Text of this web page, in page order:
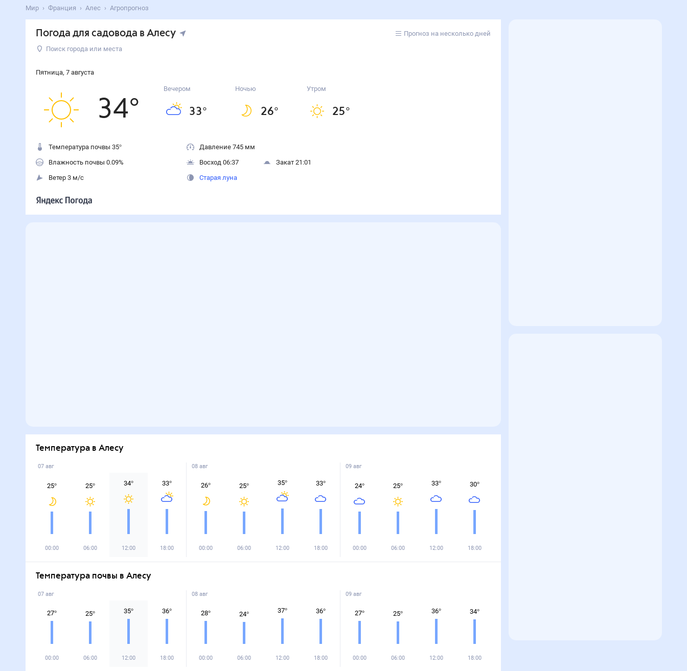
Мир Франция Алес Агропрогноз
Погода для садовода в Алесу
Прогноз на несколько дней
Поиск города или места
Пятница, 7 августа
34°
Вечером
33°
Ночью
26°
Утром
25°
Температура почвы 35°
Влажность почвы 0.09%
Ветер 3 м/с
Давление 745 мм
Восход 06:37
Закат 21:01
Старая луна
Температура в Алесу
07 авг
25°
00:00
25°
06:00
34°
12:00
33°
18:00
08 авг
26°
00:00
25°
06:00
35°
12:00
33°
18:00
09 авг
24°
00:00
25°
06:00
33°
12:00
30°
18:00
Температура почвы в Алесу
07 авг
27°
00:00
25°
06:00
35°
12:00
36°
18:00
08 авг
28°
00:00
24°
06:00
37°
12:00
36°
18:00
09 авг
27°
00:00
25°
06:00
36°
12:00
34°
18:00